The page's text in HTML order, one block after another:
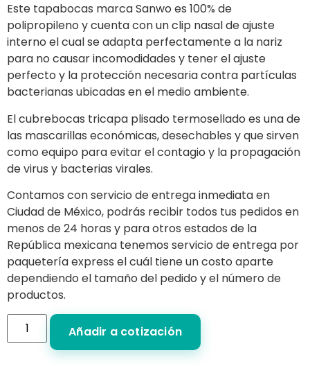
Este tapabocas marca Sanwo es 100% de
polipropileno y cuenta con un clip nasal de ajuste
interno el cual se adapta perfectamente a la nariz
para no causar incomodidades y tener el ajuste
perfecto y la protección necesaria contra partículas
bacterianas ubicadas en el medio ambiente.
El cubrebocas tricapa plisado termosellado es una de
las mascarillas económicas, desechables y que sirven
como equipo para evitar el contagio y la propagación
de virus y bacterias virales.
Contamos con servicio de entrega inmediata en
Ciudad de México, podrás recibir todos tus pedidos en
menos de 24 horas y para otros estados de la
República mexicana tenemos servicio de entrega por
paquetería express el cuál tiene un costo aparte
dependiendo el tamaño del pedido y el número de
productos.
Añadir a cotización